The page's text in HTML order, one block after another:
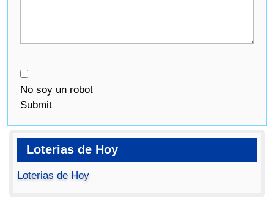
No soy un robot
Submit
Loterias de Hoy
Loterias de Hoy